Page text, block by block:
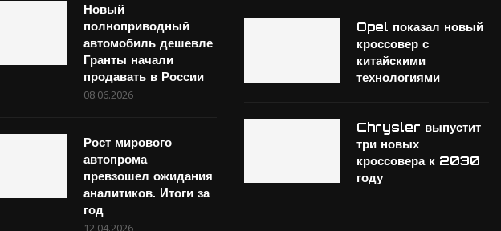
Новый
полноприводный
автомобиль дешевле
Гранты начали
продавать в России
08.06.2026
Рост мирового
автопрома
превзошел ожидания
аналитиков. Итоги за
год
12.04.2026
Opel показал новый
кроссовер с
китайскими
технологиями
Chrysler выпустит
три новых
кроссовера к 2030
году